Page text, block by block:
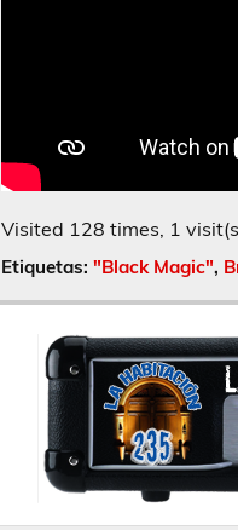
Visited 128 times, 1
Etiquetas: "Black Magic",